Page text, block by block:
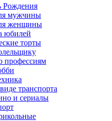
Рождения
мужчины
женщины
юбилей
торты
профессиям
транспорта
и сериалы